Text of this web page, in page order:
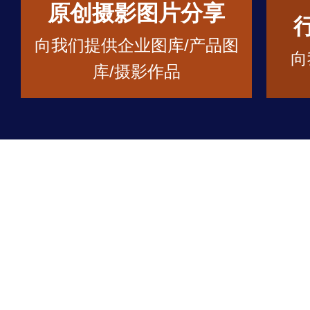
原创摄影图片分享
向我们提供企业图库/产品图
库/摄影作品